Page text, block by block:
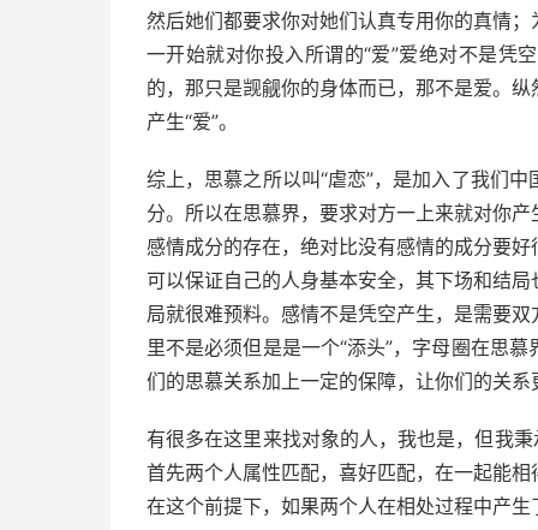
然后她们都要求你对她们认真专用你的真情
一开始就对你投入所谓的“爱”爱绝对不是凭
的，那只是觊觎你的身体而已，那不是爱。
产生“爱”。
综上，思慕之所以叫“虐恋”，是加入了我们
分。所以在思慕界，要求对方一上来就对你
感情成分的存在，绝对比没有感情的成分要
可以保证自己的人身基本安全，其下场和结
局就很难预料。感情不是凭空产生，是需要
里不是必须但是是一个“添头”，字母圈在思
们的思慕关系加上一定的保障，让你们的关系
有很多在这里来找对象的人，我也是，但我秉
首先两个人属性匹配，喜好匹配，在一起能
在这个前提下，如果两个人在相处过程中产